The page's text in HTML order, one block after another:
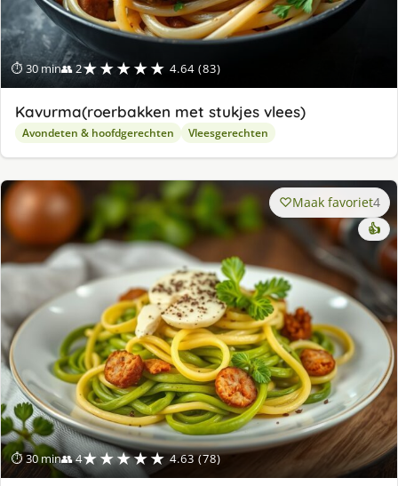
⏱ 30 min👥 2★★★★★ 4.64 (83)
Kavurma(roerbakken met stukjes vlees)
Avondeten & hoofdgerechten Vleesgerechten
⏱ 30 min👥 4★★★★★ 4.63 (78)
Maak favoriet4
👍